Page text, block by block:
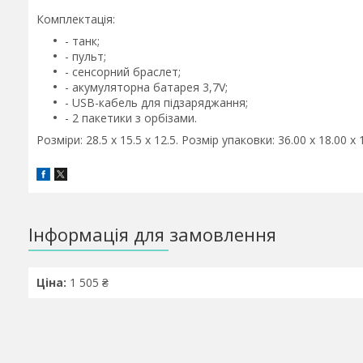
Комплектація:
- танк;
- пульт;
- сенсорний браслет;
- акумуляторна батарея 3,7V;
- USB-кабель для підзаряджання;
- 2 пакетики з орбізами.
Розміри: 28.5 x 15.5 x 12.5. Розмір упаковки: 36.00 x 18.00 x
Інформація для замовлення
Ціна: 1 505 ₴